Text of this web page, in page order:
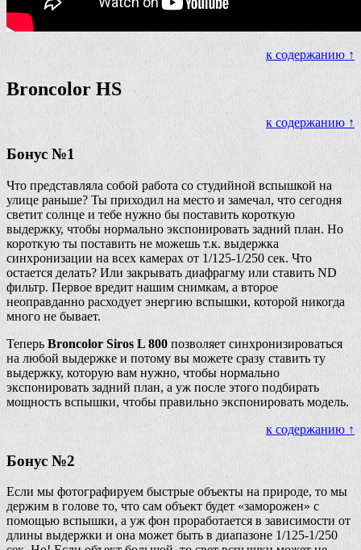
к содержанию ↑
Broncolor HS
к содержанию ↑
Бонус №1
Что представляла собой работа со студийной вспышкой на
улице раньше? Ты приходил на место и замечал, что сегодня
светит солнце и тебе нужно бы поставить короткую
выдержку, чтобы нормально экспонировать задний план. Но
короткую ты поставить не можешь т.к. выдержка
синхронизации на всех камерах от 1/125-1/250 сек. Что
остается делать? Или закрывать диафрагму или ставить ND
фильтр. Первое вредит нашим снимкам, а второе
неоправданно расходует энергию вспышки, которой никогда
много не бывает.
Теперь Broncolor Siros L 800 позволяет синхронизироваться
на любой выдержке и потому вы можете сразу ставить ту
выдержку, которую вам нужно, чтобы нормально
экспонировать задний план, а уж после этого подбирать
мощность вспышки, чтобы правильно экспонировать модель.
к содержанию ↑
Бонус №2
Если мы фотографируем быстрые объекты на природе, то мы
держим в голове то, что сам объект будет «заморожен» с
помощью вспышки, а уж фон проработается в зависимости от
длины выдержки и она может быть в диапазоне 1/125-1/250